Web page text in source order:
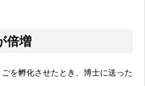
倍増
を孵化させたとき、博士に送った